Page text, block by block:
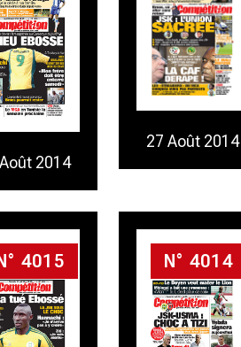
2014
27 Août 2014
4015 N° 4014